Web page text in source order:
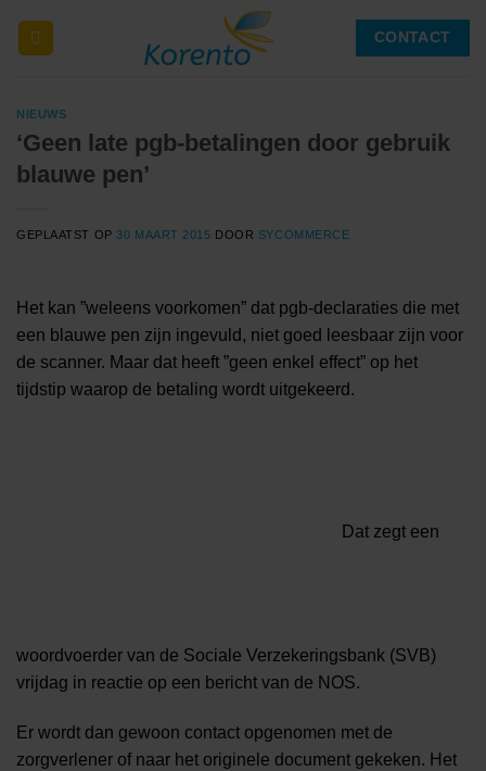
naar
CONTACT
NIEUWS
‘Geen late pgb-betalingen door gebruik
blauwe pen’
GEPLAATST OP30 MAART 2015 DOOR SYCOMMERCE
Het kan ”weleens voorkomen” dat pgb-declaraties die met
een blauwe pen zijn ingevuld, niet goed leesbaar zijn voor
de scanner. Maar dat heeft ”geen enkel effect” op het
tijdstip waarop de betaling wordt uitgekeerd.
Dat zegt een
woordvoerder van de Sociale Verzekeringsbank (SVB)
vrijdag in reactie op een bericht van de NOS.
Er wordt dan gewoon contact opgenomen met de
zorgverlener of naar het originele document gekeken. Het